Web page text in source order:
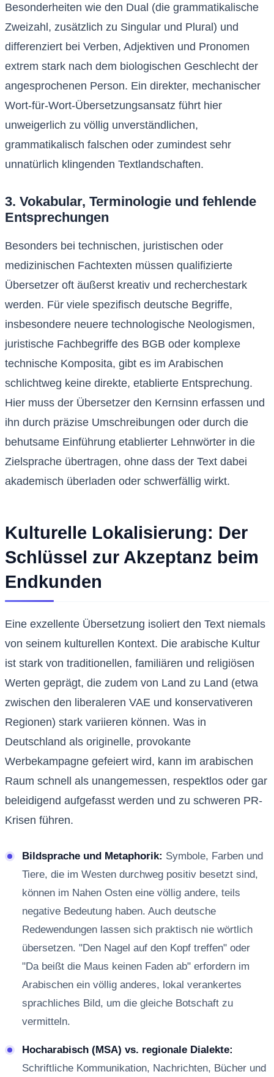
Besonderheiten wie den Dual (die grammatikalische
Zweizahl, zusätzlich zu Singular und Plural) und
differenziert bei Verben, Adjektiven und Pronomen
extrem stark nach dem biologischen Geschlecht der
angesprochenen Person. Ein direkter, mechanischer
Wort-für-Wort-Übersetzungsansatz führt hier
unweigerlich zu völlig unverständlichen,
grammatikalisch falschen oder zumindest sehr
unnatürlich klingenden Textlandschaften.
3. Vokabular, Terminologie und fehlende
Entsprechungen
Besonders bei technischen, juristischen oder
medizinischen Fachtexten müssen qualifizierte
Übersetzer oft äußerst kreativ und recherchestark
werden. Für viele spezifisch deutsche Begriffe,
insbesondere neuere technologische Neologismen,
juristische Fachbegriffe des BGB oder komplexe
technische Komposita, gibt es im Arabischen
schlichtweg keine direkte, etablierte Entsprechung.
Hier muss der Übersetzer den Kernsinn erfassen und
ihn durch präzise Umschreibungen oder durch die
behutsame Einführung etablierter Lehnwörter in die
Zielsprache übertragen, ohne dass der Text dabei
akademisch überladen oder schwerfällig wirkt.
Kulturelle Lokalisierung: Der
Schlüssel zur Akzeptanz beim
Endkunden
Eine exzellente Übersetzung isoliert den Text niemals
von seinem kulturellen Kontext. Die arabische Kultur
ist stark von traditionellen, familiären und religiösen
Werten geprägt, die zudem von Land zu Land (etwa
zwischen den liberaleren VAE und konservativeren
Regionen) stark variieren können. Was in
Deutschland als originelle, provokante
Werbekampagne gefeiert wird, kann im arabischen
Raum schnell als unangemessen, respektlos oder gar
beleidigend aufgefasst werden und zu schweren PR-
Krisen führen.
Bildsprache und Metaphorik: Symbole, Farben und
Tiere, die im Westen durchweg positiv besetzt sind,
können im Nahen Osten eine völlig andere, teils
negative Bedeutung haben. Auch deutsche
Redewendungen lassen sich praktisch nie wörtlich
übersetzen. "Den Nagel auf den Kopf treffen" oder
"Da beißt die Maus keinen Faden ab" erfordern im
Arabischen ein völlig anderes, lokal verankertes
sprachliches Bild, um die gleiche Botschaft zu
vermitteln.
Hocharabisch (MSA) vs. regionale Dialekte:
Schriftliche Kommunikation, Nachrichten, Bücher und